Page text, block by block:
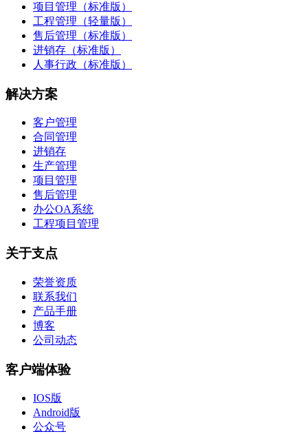
项目管理（标准版）
工程管理（轻量版）
售后管理（标准版）
进销存（标准版）
人事行政（标准版）
解决方案
客户管理
合同管理
进销存
生产管理
项目管理
售后管理
办公OA系统
工程项目管理
关于支点
荣誉资质
联系我们
产品手册
博客
公司动态
客户端体验
IOS版
Android版
公众号